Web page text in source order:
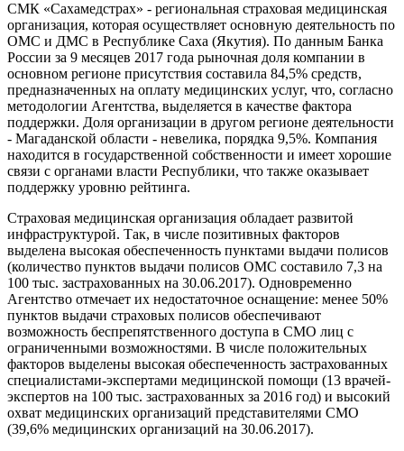
СМК «Сахамедстрах» - региональная страховая медицинская
организация, которая осуществляет основную деятельность по
ОМС и ДМС в Республике Саха (Якутия). По данным Банка
России за 9 месяцев 2017 года рыночная доля компании в
основном регионе присутствия составила 84,5% средств,
предназначенных на оплату медицинских услуг, что, согласно
методологии Агентства, выделяется в качестве фактора
поддержки. Доля организации в другом регионе деятельности
- Магаданской области - невелика, порядка 9,5%. Компания
находится в государственной собственности и имеет хорошие
связи с органами власти Республики, что также оказывает
поддержку уровню рейтинга.
Страховая медицинская организация обладает развитой
инфраструктурой. Так, в числе позитивных факторов
выделена высокая обеспеченность пунктами выдачи полисов
(количество пунктов выдачи полисов ОМС составило 7,3 на
100 тыс. застрахованных на 30.06.2017). Одновременно
Агентство отмечает их недостаточное оснащение: менее 50%
пунктов выдачи страховых полисов обеспечивают
возможность беспрепятственного доступа в СМО лиц с
ограниченными возможностями. В числе положительных
факторов выделены высокая обеспеченность застрахованных
специалистами-экспертами медицинской помощи (13 врачей-
экспертов на 100 тыс. застрахованных за 2016 год) и высокий
охват медицинских организаций представителями СМО
(39,6% медицинских организаций на 30.06.2017).